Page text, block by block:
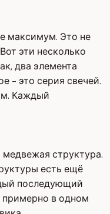
максимум. Это не
эти несколько
два элемента
- это серия свечей.
Каждый
структура.
есть ещё
последующий
в одном